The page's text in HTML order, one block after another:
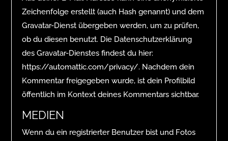
Zeichenfolge erstellt (auch Hash genannt) und dem
Gravatar-Dienst übergeben werden, um zu prüfen,
ob du diesen benutzt. Die Datenschutzerklärung
des Gravatar-Dienstes findest du hier:
https://automattic.com/privacy/. Nachdem dein
Kommentar freigegeben wurde, ist dein Profilbild
öffentlich im Kontext deines Kommentars sichtbar.
MEDIEN
Wenn du ein registrierter Benutzer bist und Fotos